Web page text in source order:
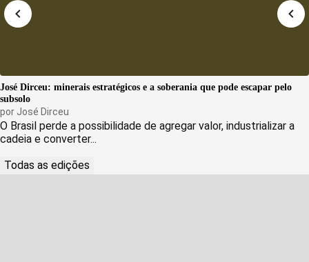
José Dirceu: minerais estratégicos e a soberania que pode escapar pelo
subsolo
por José Dirceu
O Brasil perde a possibilidade de agregar valor, industrializar a
cadeia e converter...
Todas as edições